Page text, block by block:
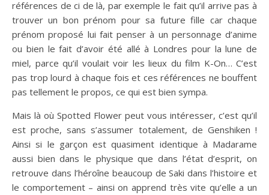
références de ci de là, par exemple le fait qu’il arrive pas à
trouver un bon prénom pour sa future fille car chaque
prénom proposé lui fait penser à un personnage d’anime
ou bien le fait d’avoir été allé à Londres pour la lune de
miel, parce qu’il voulait voir les lieux du film K-On… C’est
pas trop lourd à chaque fois et ces références ne bouffent
pas tellement le propos, ce qui est bien sympa.
Mais là où Spotted Flower peut vous intéresser, c’est qu’il
est proche, sans s’assumer totalement, de Genshiken !
Ainsi si le garçon est quasiment identique à Madarame
aussi bien dans le physique que dans l’état d’esprit, on
retrouve dans l’héroîne beaucoup de Saki dans l’histoire et
le comportement – ainsi on apprend très vite qu’elle a un